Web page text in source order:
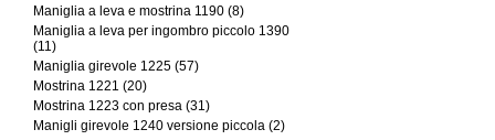
Maniglia a leva e mostrina 1190 (8)
Maniglia a leva per ingombro piccolo 1390
(11)
Maniglia girevole 1225 (57)
Mostrina 1221 (20)
Mostrina 1223 con presa (31)
Manigli girevole 1240 versione piccola (2)